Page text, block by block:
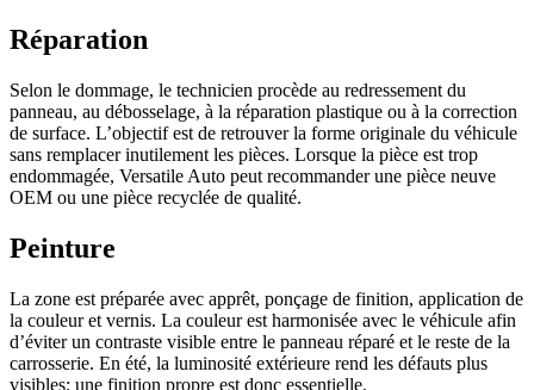
Réparation
Selon le dommage, le technicien procède au redressement du
panneau, au débosselage, à la réparation plastique ou à la correction
de surface. L’objectif est de retrouver la forme originale du véhicule
sans remplacer inutilement les pièces. Lorsque la pièce est trop
endommagée, Versatile Auto peut recommander une pièce neuve
OEM ou une pièce recyclée de qualité.
Peinture
La zone est préparée avec apprêt, ponçage de finition, application de
la couleur et vernis. La couleur est harmonisée avec le véhicule afin
d’éviter un contraste visible entre le panneau réparé et le reste de la
carrosserie. En été, la luminosité extérieure rend les défauts plus
visibles; une finition propre est donc essentielle.